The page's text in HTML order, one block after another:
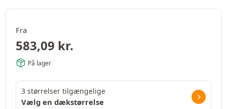
Fra
583,09 kr.
På lager
3 størrelser tilgængelige
Vælg en dækstørrelse